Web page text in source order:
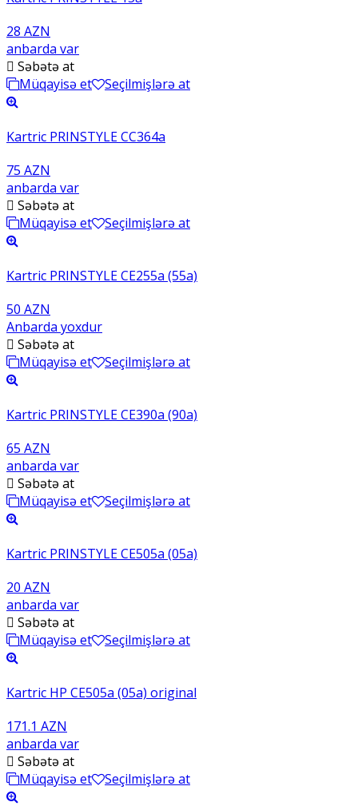
28 AZN
anbarda var
Səbətə at
Müqayisə et
Seçilmişlərə at
Kartric PRINSTYLE CC364a
75 AZN
anbarda var
Səbətə at
Müqayisə et
Seçilmişlərə at
Kartric PRINSTYLE CE255a (55a)
50 AZN
Anbarda yoxdur
Səbətə at
Müqayisə et
Seçilmişlərə at
Kartric PRINSTYLE CE390a (90a)
65 AZN
anbarda var
Səbətə at
Müqayisə et
Seçilmişlərə at
Kartric PRINSTYLE CE505a (05a)
20 AZN
anbarda var
Səbətə at
Müqayisə et
Seçilmişlərə at
Kartric HP CE505a (05a) original
171.1 AZN
anbarda var
Səbətə at
Müqayisə et
Seçilmişlərə at